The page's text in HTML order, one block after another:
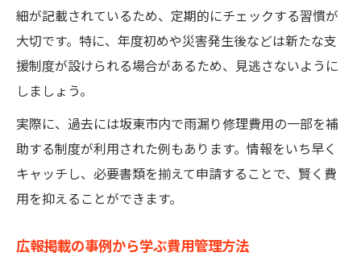
細が記載されているため、定期的にチェックする習慣が
大切です。特に、年度初めや災害発生後などは新たな支
援制度が設けられる場合があるため、見逃さないように
しましょう。
実際に、過去には坂東市内で雨漏り修理費用の一部を補
助する制度が利用された例もあります。情報をいち早く
キャッチし、必要書類を揃えて申請することで、賢く費
用を抑えることができます。
広報掲載の事例から学ぶ費用管理方法